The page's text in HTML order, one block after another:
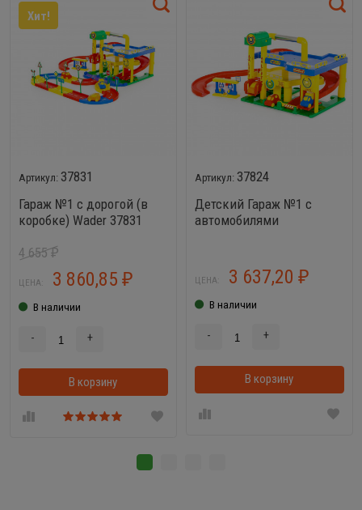
Хит!
37831
Гараж №1 с дорогой (в
коробке) Wader 37831
4 655₽
ЦЕНА: 3 860,85 ₽
В наличии
- +
В корзину В корзинке
37824
Детский Гараж №1 с
автомобилями
ЦЕНА: 3 637,20 ₽
В наличии
- +
В корзину